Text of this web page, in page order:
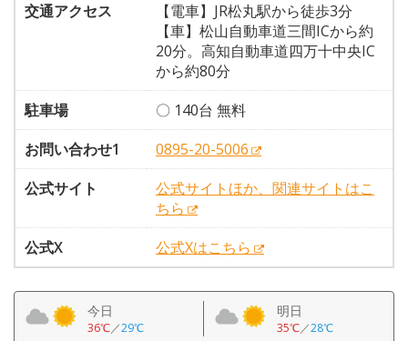
交通アクセス
【電車】JR松丸駅から徒歩3分
【車】松山自動車道三間ICから約
20分。高知自動車道四万十中央IC
から約80分
駐車場
〇 140台 無料
お問い合わせ1
0895-20-5006
公式サイト
公式サイトほか、関連サイトはこ
ちら
公式X
公式Xはこちら
今日
36℃／29℃
明日
35℃／28℃